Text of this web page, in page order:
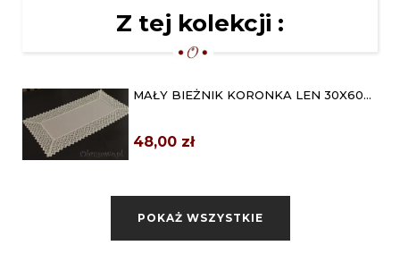
Z tej kolekcji :
MAŁY BIEŻNIK KORONKA LEN 30X60
48,00 zł
63,00 zł
POKAŻ WSZYSTKIE